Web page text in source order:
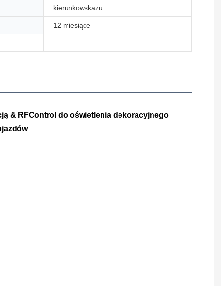
kierunkowskazu
12 miesiące
& RFControl do oświetlenia dekoracyjnego